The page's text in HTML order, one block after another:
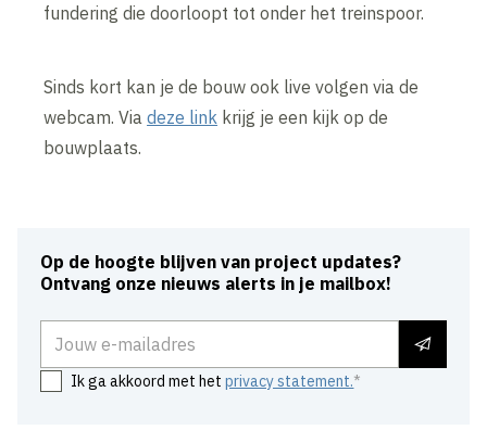
fundering die doorloopt tot onder het treinspoor.
Sinds kort kan je de bouw ook live volgen via de
webcam. Viadeze link krijg je een kijk op de
bouwplaats.
Op de hoogte blijven van project updates?
Ontvang onze nieuws alerts in je mailbox!
Ik ga akkoord met hetprivacy statement.